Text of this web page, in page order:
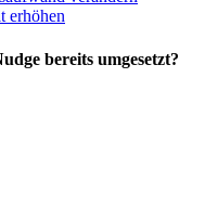
erhöhen
bereits umgesetzt?